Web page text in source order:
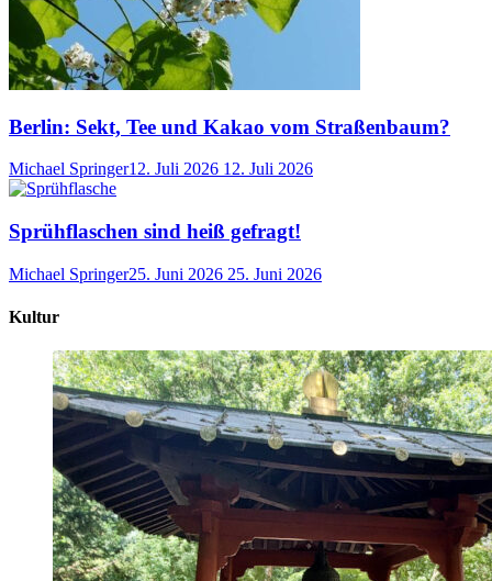
Berlin: Sekt, Tee und Kakao vom Straßenbaum?
Michael Springer12. Juli 2026 12. Juli 2026
Sprühflaschen sind heiß gefragt!
Michael Springer25. Juni 2026 25. Juni 2026
Kultur